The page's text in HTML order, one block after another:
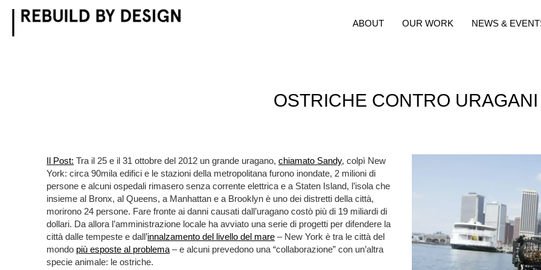
ABOUT OUR WORK NEWS &
OSTRICHE CONTRO URAGANI
Il Post: Tra il 25 e il 31 ottobre del 2012 un grande uragano,chiamato Sandy, colpì New
York: circa 90mila edifici e le stazioni della metropolitana furono inondate, 2 milioni di
persone e alcuni ospedali rimasero senza corrente elettrica e a Staten Island, l’isola che
insieme al Bronx, al Queens, a Manhattan e a Brooklyn è uno dei distretti della città,
morirono 24 persone. Fare fronte ai danni causati dall’uragano costò più di 19 miliardi di
dollari. Da allora l’amministrazione locale ha avviato una serie di progetti per difendere la
città dalle tempeste e dall’innalzamento del livello del mare – New York è tra le città del
mondo più esposte al problema – e alcuni prevedono una “collaborazione” con un’altra
specie animale: le ostriche.